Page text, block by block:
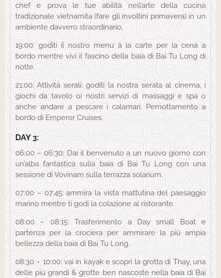
chef e prova le tue abilità nell’arte della cucina
tradizionale vietnamita (fare gli involtini primavera) in un
ambiente davvero straordinario.
19:00: goditi il ​​nostro menu à la carte per la cena a
bordo mentre vivi il fascino della baia di Bai Tu Long di
notte.
21:00: Attività serali: goditi la nostra serata al cinema, i
giochi da tavolo oi nostri servizi di massaggi e spa o
anche andare a pescare i calamari. Pernottamento a
bordo di Emperor Cruises.
DAY 3:
06:00 – 06:30: Dai il benvenuto a un nuovo giorno con
un’alba fantastica sulla baia di Bai Tu Long con una
sessione di Vovinam sulla terrazza solarium.
07:00 – 07:45: ammira la vista mattutina del paesaggio
marino mentre ti godi la colazione al ristorante.
08:00 – 08:15: Trasferimento a Day small Boat e
partenza per la crociera per ammirare la più ampia
bellezza della baia di Bai Tu Long.
08:30 – 10:00: vai in kayak e scopri la grotta di Thay, una
delle più grandi & grotte ben nascoste nella baia di Bai